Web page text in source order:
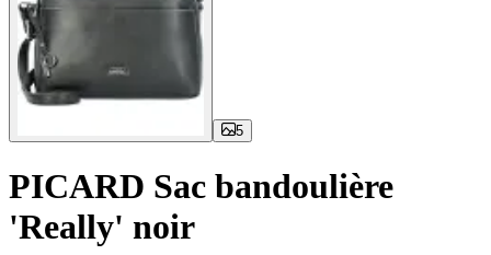
5
PICARD Sac bandoulière
'Really' noir